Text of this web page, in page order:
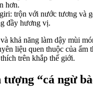
hơn.
trộn với nước tương và
đầy hương vị.
khả năng làm dậy mùi
liệu quen thuộc của ẩm
trên khắp thế giới.
“cá ngừ